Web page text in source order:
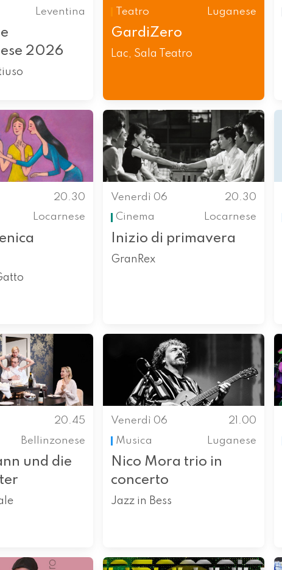
Leventina
2026
Teatro
Luganese
GardiZero
Lac, Sala Teatro
20.30
Locarnese
Venerdì 06
20.30
Cinema
Locarnese
Inizio di primavera
GranRex
20.45
Bellinzonese
und die
Venerdì 06
21.00
Musica
Luganese
Nico Mora trio in
concerto
Jazz in Bess